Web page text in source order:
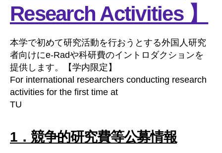
Research Activities 】
本学で初めて研究活動を行おうとする外国人研究
者向けにe-Radや科研費のイントロダクションを
提供します。【学内限定】
For international researchers conducting research
activities for the first time at
TU
1．競争的研究費等公募情報